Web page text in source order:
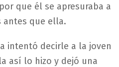
que él se apresuraba a
antes que ella.
intentó decirle a la joven
así lo hizo y dejó una